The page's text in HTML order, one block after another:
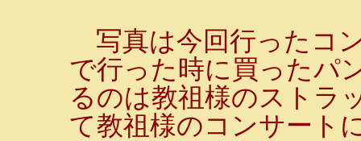
写真は今回行ったコ
で行った時に買ったパ
るのは教祖様のストラ
て教祖様のコンサート